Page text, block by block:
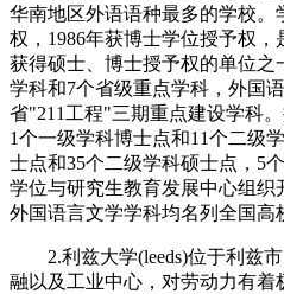
华南地区外语语种最多的学校。
权，1986年获博士学位授予权
获得硕士、博士授予权的单位之
学科和7个省级重点学科，外国
省"211工程"三期重点建设学科
1个一级学科博士点和11个二级
士点和35个二级学科硕士点，5
学位与研究生教育发展中心组
外国语言文学学科均名列全国高
2.利兹大学(leeds)位于利兹市
融以及工业中心，对劳动力有